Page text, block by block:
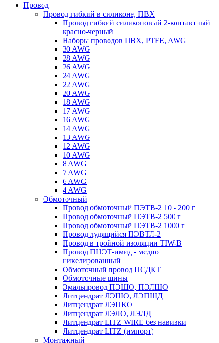
Провод
Провод гибкий в силиконе, ПВХ
Провод гибкий силиконовый 2-контактный
красно-черный
Наборы проводов ПВХ, PTFE, AWG
30 AWG
28 AWG
26 AWG
24 AWG
22 AWG
20 AWG
18 AWG
17 AWG
16 AWG
14 AWG
13 AWG
12 AWG
10 AWG
8 AWG
7 AWG
6 AWG
4 AWG
Обмоточный
Провод обмоточный ПЭТВ-2 10 - 200 г
Провод обмоточный ПЭТВ-2 500 г
Провод обмоточный ПЭТВ-2 1000 г
Провод лудящийся ПЭВТЛ-2
Провод в тройной изоляции TIW-B
Провод ПНЭТ-имид - медно
никелированный
Обмоточный провод ПСДКТ
Обмоточные шины
Эмальпровод ПЭШО, ПЭЛШО
Литцендрат ЛЭШО, ЛЭПШД
Литцендрат ЛЭПКО
Литцендрат ЛЭЛО, ЛЭЛД
Литцендрат LITZ WIRE без навивки
Литцендрат LITZ (импорт)
Монтажный